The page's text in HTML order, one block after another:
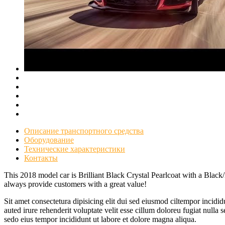
Описание транспортного средства
Оборудование
Технические характеристики
Контакты
This 2018 model car is Brilliant Black Crystal Pearlcoat with a
always provide customers with a great value!
Sit amet consectetura dipisicing elit dui sed eiusmod ciltempor
auted irure rehenderit voluptate velit esse cillum doloreu fugiat nulla
sedo eius tempor incididunt ut labore et dolore magna aliqua.